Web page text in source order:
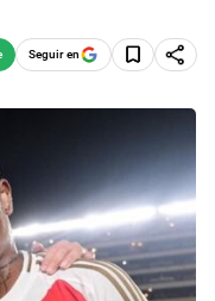
Seguir en